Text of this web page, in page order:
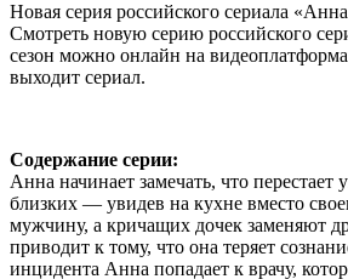
Новая серия российского сериала
Смотреть новую серию российского
сезон можно онлайн на
выходит сериал.
Содержание серии:
Анна начинает замечать, что перестает
близких — увидев на кухне вместо
мужчину, а кричащих дочек заменяют
приводит к тому, что она теряет
инцидента Анна попадает к врачу,